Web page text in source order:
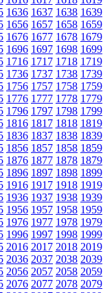
1636 1637 1638 1639
1656 1657 1658 1659
1676 1677 1678 1679
1696 1697 1698 1699
1716 1717 1718 1719
1736 1737 1738 1739
1756 1757 1758 1759
1776 1777 1778 1779
1796 1797 1798 1799
1816 1817 1818 1819
1836 1837 1838 1839
1856 1857 1858 1859
1876 1877 1878 1879
1896 1897 1898 1899
1916 1917 1918 1919
1936 1937 1938 1939
1956 1957 1958 1959
1976 1977 1978 1979
1996 1997 1998 1999
2016 2017 2018 2019
2036 2037 2038 2039
2056 2057 2058 2059
2076 2077 2078 2079